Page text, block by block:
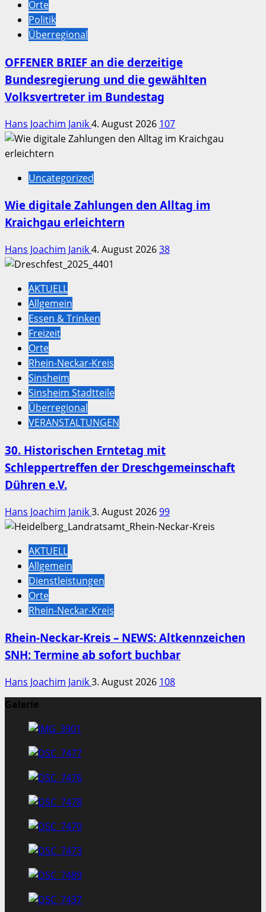
Orte
Politik
Überregional
OFFENER BRIEF an die derzeitige
Bundesregierung und die gewählten
Volksvertreter im Bundestag
Hans Joachim Janik4. August 2026 107
Uncategorized
Wie digitale Zahlungen den Alltag im
Kraichgau erleichtern
Hans Joachim Janik4. August 202638
AKTUELL
Allgemein
Essen & Trinken
Freizeit
Orte
Rhein-Neckar-Kreis
Sinsheim
Sinsheim Stadtteile
Überregional
VERANSTALTUNGEN
30. Historischen Erntetag mit
Schleppertreffen der Dreschgemeinschaft
Dühren e.V.
Hans Joachim Janik3. August 202699
AKTUELL
Allgemein
Dienstleistungen
Orte
Rhein-Neckar-Kreis
Rhein-Neckar-Kreis – NEWS: Altkennzeichen
SNH: Termine ab sofort buchbar
Hans Joachim Janik3. August 2026 108
Galerie